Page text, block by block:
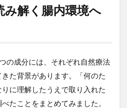
み解く腸内環境へ
の成分には、それぞれ自然療法
た背景があります。「何のた
に理解したうえで取り入れた
たことをまとめてみました。